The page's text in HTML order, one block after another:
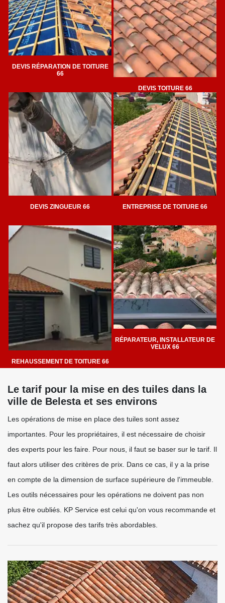
DEVIS RÉPARATION DE TOITURE
66
DEVIS TOITURE 66
DEVIS ZINGUEUR 66 ENTREPRISE DE TOITURE 66
REHAUSSEMENT DE TOITURE 66
RÉPARATEUR, INSTALLATEUR DE
VELUX 66
Le tarif pour la mise en des tuiles dans la
ville de Belesta et ses environs
Les opérations de mise en place des tuiles sont assez
importantes. Pour les propriétaires, il est nécessaire de choisir
des experts pour les faire. Pour nous, il faut se baser sur le tarif. Il
faut alors utiliser des critères de prix. Dans ce cas, il y a la prise
en compte de la dimension de surface supérieure de l'immeuble.
Les outils nécessaires pour les opérations ne doivent pas non
plus être oubliés. KP Service est celui qu'on vous recommande et
sachez qu'il propose des tarifs très abordables.